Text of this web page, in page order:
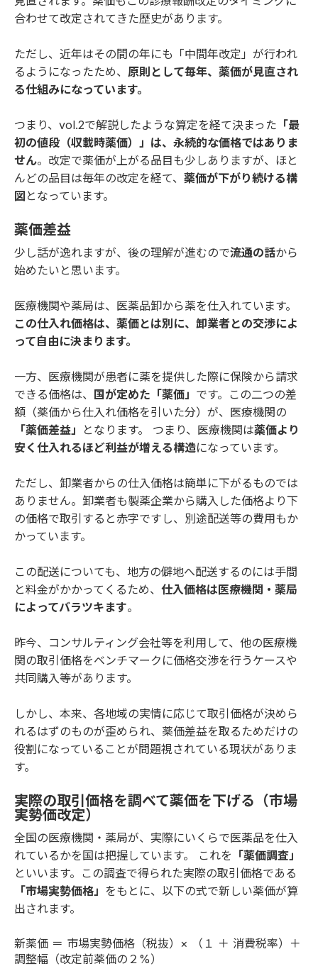
合わせて改定されてきた歴史があります。
ただし、近年はその間の年にも「中間年改定」が行われ
るようになったため、 原則として毎年、薬価が見直され
る仕組みになっています。
つまり、 vol.2で解説したような算定を経て決まった 「最
初の値段（収載時薬価）」は、永続的な価格ではありま
せん。改定で薬価が上がる品目も少しありますが、ほと
んどの品目は毎年の改定を経て、 薬価が下がり続ける構
図 となっています。
薬価差益
少し話が逸れますが、後の理解が進むので流通の話から
始めたいと思います。
医療機関や薬局は、医薬品卸から薬を仕入れています。
この仕入れ価格は、薬価とは別に、卸業者との交渉によ
って自由に決まります。
一方、医療機関が患者に薬を提供した際に保険から請求
できる価格は、
国が定めた「薬価」 です。この二つの差
額（薬価から仕入れ価格を引いた分）が、医療機関の
「薬価差益」
となります。 つまり、医療機関は薬価より
安く仕入れるほど利益が増える構造になっています。
ただし、卸業者からの仕入価格は簡単に下がるものでは
ありません。卸業者も製薬企業から購入した価格より下
の価格で取引すると赤字ですし、別途配送等の費用もか
かっています。
この配送についても、地方の僻地へ配送するのには手間
と料金がかかってくるため、 仕入価格は医療機関・薬局
によってバラツキます。
昨今、コンサルティング会社等を利用して、他の医療機
関の取引価格をベンチマークに価格交渉を行うケースや
共同購入等があります。
しかし、本来、各地域の実情に応じて取引価格が決めら
れるはずのものが歪められ、薬価差益を取るためだけの
役割になっていることが問題視されている現状がありま
す。
実際の取引価格を調べて薬価を下げる（市場
実勢価改定）
全国の医療機関・薬局が、実際にいくらで医薬品を仕入
れているかを国は把握しています。 これを 「薬価調査」
といいます。この調査で得られた実際の取引価格である
「市場実勢価格」 をもとに、以下の式で新しい薬価が算
出されます。
新薬価 ＝ 市場実勢価格（税抜）× （１ ＋ 消費税率）＋
調整幅（改定前薬価の２%）